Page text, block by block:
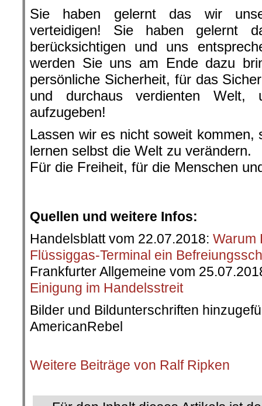
Sie haben gelernt das wir
verteidigen! Sie haben gelernt
berücksichtigen und uns
werden Sie uns am Ende dazu
persönliche Sicherheit, für das
und durchaus verdienten Welt,
aufzugeben!
Lassen wir es nicht soweit kommen,
lernen selbst die Welt zu verändern.
Für die Freiheit, für die Menschen
Quellen und weitere Infos:
Handelsblatt vom 22.07.2018: Warum
Flüssiggas-Terminal ein
Frankfurter Allgemeine vom
Einigung im Handelsstreit
Bilder und Bildunterschriften
AmericanRebel
Weitere Beiträge von Ralf Ripken